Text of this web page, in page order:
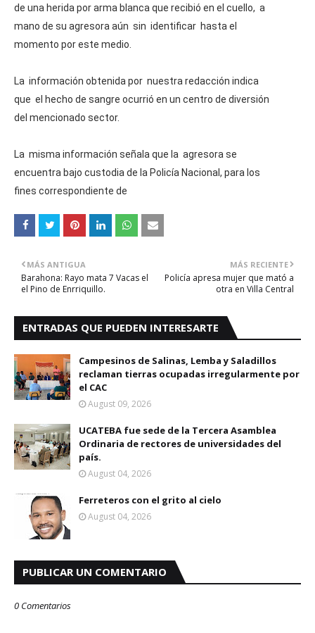
de una herida por arma blanca que recibió en el cuello, a
mano de su agresora aún sin identificar hasta el
momento por este medio.
La información obtenida por nuestra redacción indica
que el hecho de sangre ocurrió en un centro de diversión
del mencionado sector.
La misma información señala que la agresora se
encuentra bajo custodia de la Policía Nacional, para los
fines correspondiente de
MÁS RECIENTE
Policía apresa mujer que mató a
otra en Villa Central
MÁS ANTIGUA
Barahona: Rayo mata 7 Vacas el
el Pino de Enrriquillo.
ENTRADAS QUE PUEDEN INTERESARTE
Campesinos de Salinas, Lemba y Saladillos
reclaman tierras ocupadas irregularmente por
el CAC
August 09, 2026
UCATEBA fue sede de la Tercera Asamblea
Ordinaria de rectores de universidades del
país.
August 04, 2026
Ferreteros con el grito al cielo
August 04, 2026
PUBLICAR UN COMENTARIO
0 Comentarios